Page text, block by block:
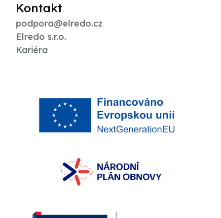
Kontakt
podpora@elredo.cz
Elredo s.r.o.
Kariéra